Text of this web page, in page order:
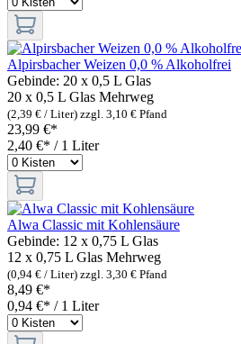
Alpirsbacher Weizen 0,0 % Alkoholfrei
Gebinde: 20 x 0,5 L Glas
20 x 0,5 L Glas Mehrweg
(2,39 € / Liter) zzgl. 3,10 € Pfand
23,99 €*
2,40 €* / 1 Liter
Alwa Classic mit Kohlensäure
Gebinde: 12 x 0,75 L Glas
12 x 0,75 L Glas Mehrweg
(0,94 € / Liter) zzgl. 3,30 € Pfand
8,49 €*
0,94 €* / 1 Liter